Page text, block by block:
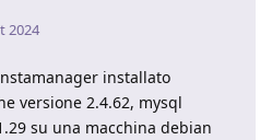
2024
installato
versione 2.4.62, mysql
su una macchina debian